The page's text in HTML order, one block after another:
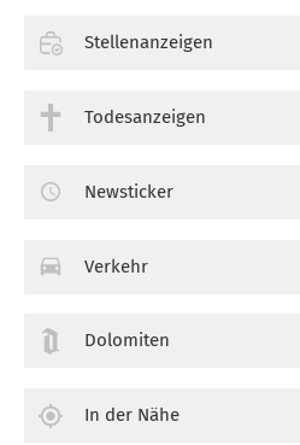
Stellenanzeigen
Todesanzeigen
Newsticker
Verkehr
Dolomiten
In der Nähe